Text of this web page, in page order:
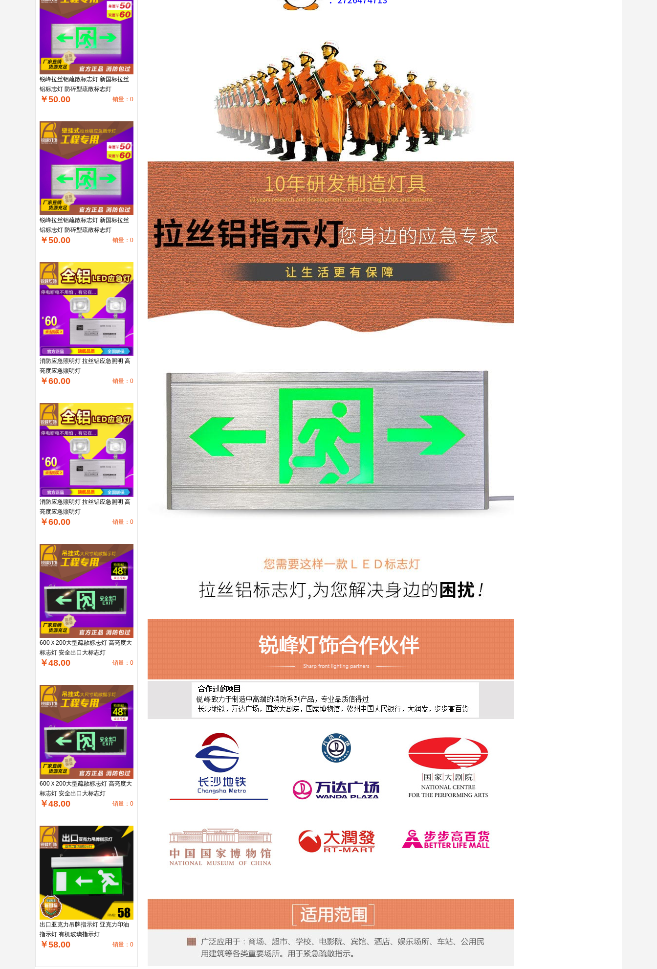
锐峰拉丝铝疏散标志灯 新国标拉丝
铝标志灯 防碎型疏散标志灯
￥50.00 销量：0
锐峰拉丝铝疏散标志灯 新国标拉丝
铝标志灯 防碎型疏散标志灯
￥50.00 销量：0
消防应急照明灯 拉丝铝应急照明 高
亮度应急照明灯
￥60.00 销量：0
消防应急照明灯 拉丝铝应急照明 高
亮度应急照明灯
￥60.00 销量：0
600Ｘ200大型疏散标志灯 高亮度大
标志灯 安全出口大标志灯
￥48.00 销量：0
600Ｘ200大型疏散标志灯 高亮度大
标志灯 安全出口大标志灯
￥48.00 销量：0
出口亚克力吊牌指示灯 亚克力印油
指示灯 有机玻璃指示灯
￥58.00 销量：0